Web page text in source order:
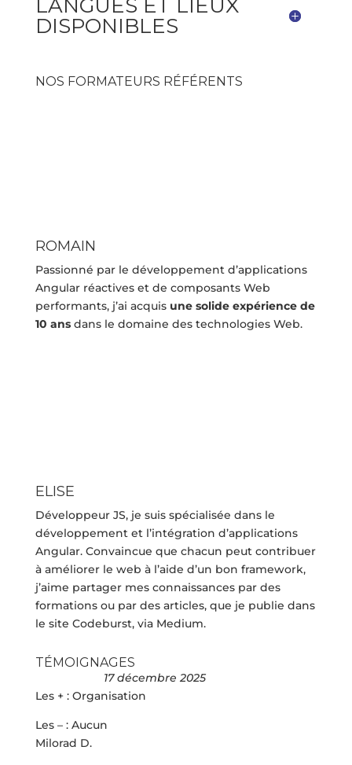
LANGUES ET LIEUX
DISPONIBLES
NOS FORMATEURS RÉFÉRENTS
ROMAIN
Passionné par le développement d’applications
Angular réactives et de composants Web
performants, j’ai acquis une solide expérience de
10 ansdans le domaine des technologies Web.
ELISE
Développeur JS, je suis spécialisée dans le
développement et l’intégration d’applications
Angular. Convaincue que chacun peut contribuer
à améliorer le web à l’aide d’un bon framework,
j’aime partager mes connaissances par des
formations ou par des articles, que je publie dans
le site Codeburst, via Medium.
TÉMOIGNAGES
17 décembre 2025
Les + : Organisation
Les – : Aucun
Milorad D.